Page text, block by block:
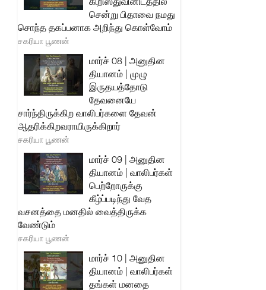
சென்று பிதாவை நமது
சொந்த தகப்பனாக அறிந்து கொள்வோம்
சகரியா பூணன்
மார்ச் 08 | அனுதின
தியானம் | முழு
இருதயத்தோடு
தேவனையே
சார்ந்திருக்கிற வாலிபர்களை தேவன்
ஆதரிக்கிறவராயிருக்கிறார்
சகரியா பூணன்
மார்ச் 09 | அனுதின
தியானம் | வாலிபர்கள்
பெற்றோருக்கு
கீழ்ப்படிந்து வேத
வசனத்தை மனதில் வைத்திருக்க
வேண்டும்
சகரியா பூணன்
மார்ச் 10 | அனுதின
தியானம் | வாலிபர்கள்
தங்கள் மனதை